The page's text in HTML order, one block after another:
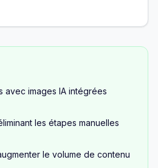
avec images IA intégrées
les étapes manuelles
le volume de contenu